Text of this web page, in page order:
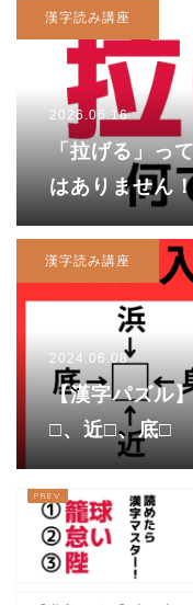
漢字読み講座
2026.06.16
「拉げる」っ
はありません
漢字読み講座
2024.06.08
【漢字パズル
□、近□、底□